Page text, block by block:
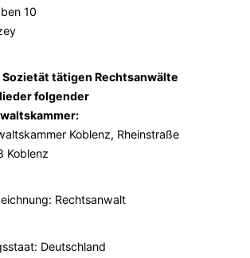
10
Sozietät tätigen Rechtsanwälte
folgender
Koblenz, Rheinstraße
Koblenz
Rechtsanwalt
Deutschland